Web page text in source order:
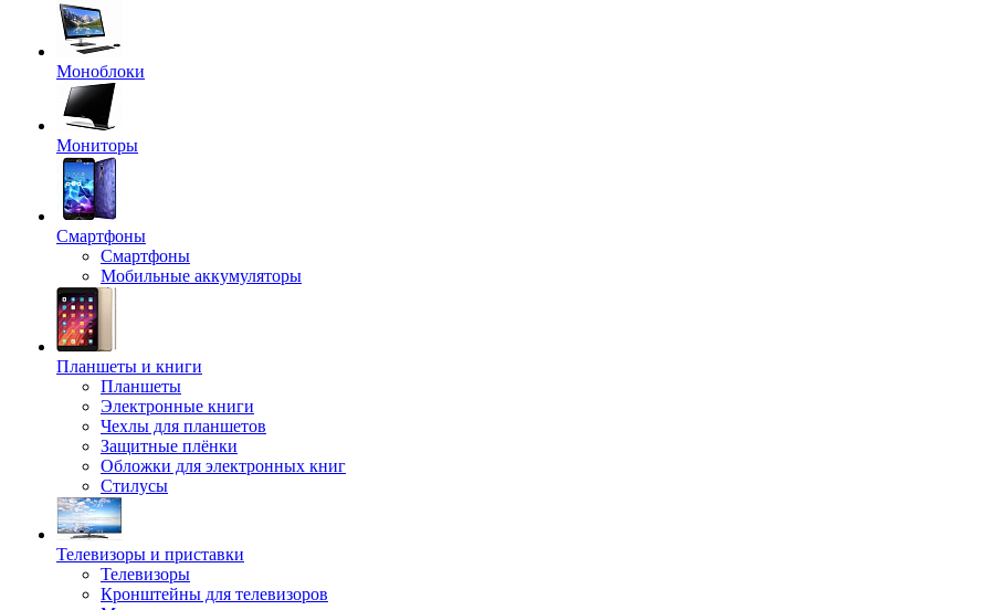
Моноблоки
Мониторы
Смартфоны
Смартфоны
Мобильные аккумуляторы
Планшеты и книги
Планшеты
Электронные книги
Чехлы для планшетов
Защитные плёнки
Обложки для электронных книг
Стилусы
Телевизоры и приставки
Телевизоры
Кронштейны для телевизоров